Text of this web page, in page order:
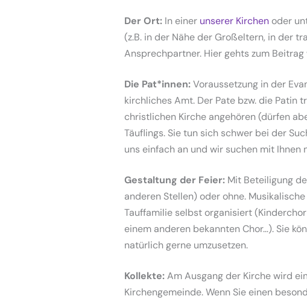
Der Ort: In einer unserer Kirchen oder
(z.B. in der Nähe der Großeltern, in der
Ansprechpartner. Hier gehts zum Beitrag
Die Pat*innen:Voraussetzung in der
kirchliches Amt. Der Pate bzw. die Patin
christlichen Kirche angehören (dürfen
Täuflings. Sie tun sich schwer bei der
uns einfach an und wir suchen mit Ihnen
Gestaltung der Feier: Mit Beteiligung
anderen Stellen) oder ohne.
Tauffamilie selbst organisiert
einem anderen bekannten Chor…). Sie
natürlich gerne umzusetzen.
Kollekte:Am Ausgang der Kirche wird
Kirchengemeinde. Wenn Sie einen